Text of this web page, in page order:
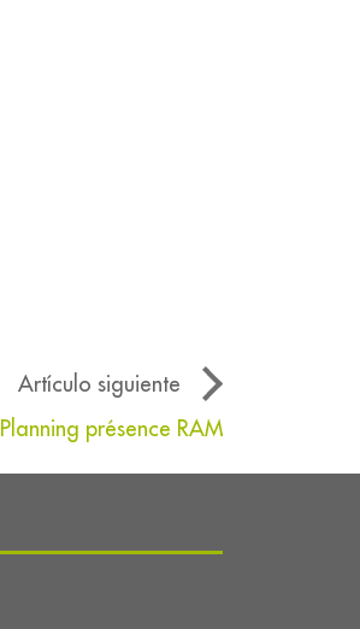
Artículo siguiente
Planning présence RAM